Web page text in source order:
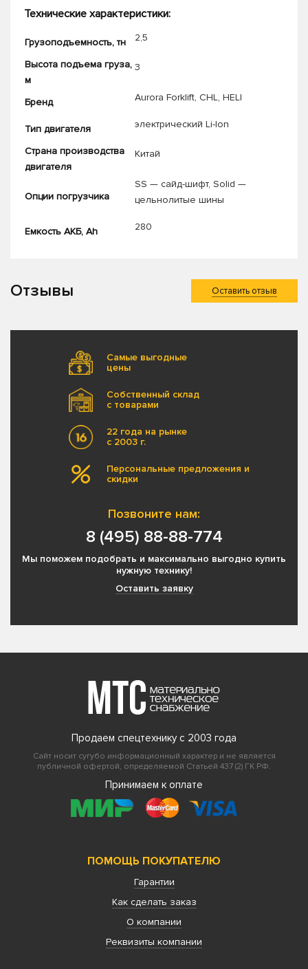
Технические характеристики:
Грузоподъемность, тн 2,5
Высота подъема груза,
м
3
Бренд Aurora Forklift, CHL, HELI
Тип двигателя электрический Li-Ion
Страна производства
двигателя
Китай
Опции погрузчика
SS — сайд-шифт, Solid —
цельнолитые шины
Емкость АКБ, Ah 280
Отзывы Оставить отзыв
Самые выгодные
цены
Собственный склад
с товарами
22 года на рынке
с 2003 г.
Персональные предложения и
скидки
Позвоните нам:
8 (495) 88-88-774
Мы поможем подобрать и максимально выгодно купить
нужную технику!
Оставить заявку
Продаем спецтехнику с 2003 года
Сайт носит сугубо информационный характер и не является
публичной офертой, определяемой Статьей 437 (2) ГК РФ.
Принимаем к оплате
ПОМОЩЬ ПОКУПАТЕЛЮ
Гарантии
Как сделать заказ
О компании
Реквизиты компании